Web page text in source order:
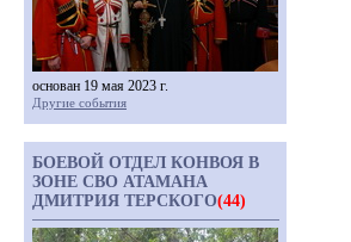
основан 19 мая 2023 г.
Другие события
БОЕВОЙ ОТДЕЛ КОНВОЯ В
ЗОНЕ СВО АТАМАНА
ДМИТРИЯ ТЕРСКОГО(44)